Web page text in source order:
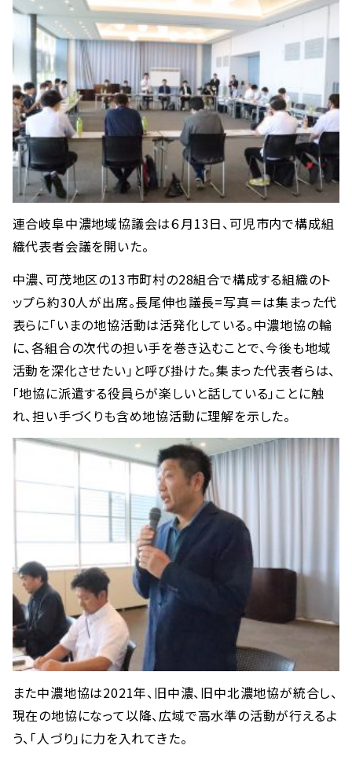
連合岐阜中濃地域協議会は６月13日、可児市内で構成組
織代表者会議を開いた。
中濃、可茂地区の13市町村の28組合で構成する組織のト
ップら約30人が出席。長尾伸也議長=写真＝は集まった代
表らに「いまの地協活動は活発化している。中濃地協の輪
に、各組合の次代の担い手を巻き込むことで、今後も地域
活動を深化させたい」と呼び掛けた。集まった代表者らは、
「地協に派遣する役員らが楽しいと話している」ことに触
れ、担い手づくりも含め地協活動に理解を示した。
また中濃地協は2021年、旧中濃、旧中北濃地協が統合し、
現在の地協になって以降、広域で高水準の活動が行えるよ
う、「人づり」に力を入れてきた。